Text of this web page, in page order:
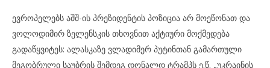
ევროპელებს აშშ-ის პრეზიდენტის პოზიცია არ მოეწონათ და
ვოლოდიმირ ზელენსკის თხოვნით აქტიური მოქმედება
გადაწყვიტეს: ალასკაზე ვლადიმერ პუტინთან გამართული
მეგობრული საუბრის შემდეგ დონალდ ტრამპს ე.წ. „უკრაინის